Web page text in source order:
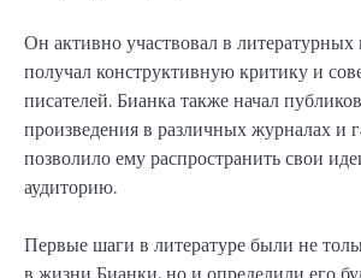
Он активно участвовал в литературных
получал конструктивную критику и
писателей. Бианка также начал
произведения в различных журналах и
позволило ему распространить свои
аудиторию.
Первые шаги в литературе были не